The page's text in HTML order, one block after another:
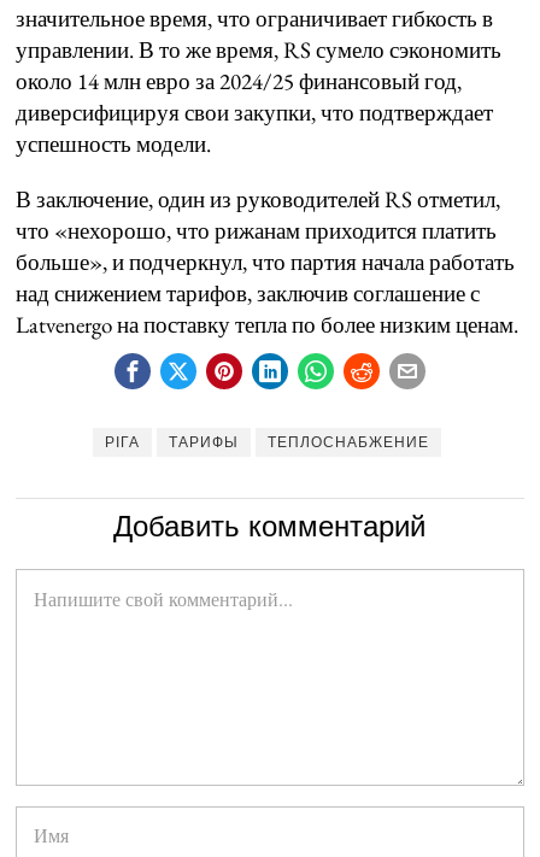
значительное время, что ограничивает гибкость в
управлении. В то же время, RS сумело сэкономить
около 14 млн евро за 2024/25 финансовый год,
диверсифицируя свои закупки, что подтверждает
успешность модели.
В заключение, один из руководителей RS отметил,
что «нехорошо, что рижанам приходится платить
больше», и подчеркнул, что партия начала работать
над снижением тарифов, заключив соглашение с
Latvenergo на поставку тепла по более низким ценам.
РІГА ТАРИФЫ ТЕПЛОСНАБЖЕНИЕ
Добавить комментарий